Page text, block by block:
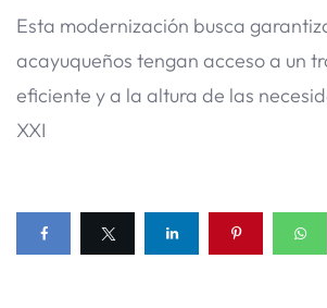
Esta modernización busca
acayuqueños tengan acceso a un
eficiente y a la altura de las
XXI